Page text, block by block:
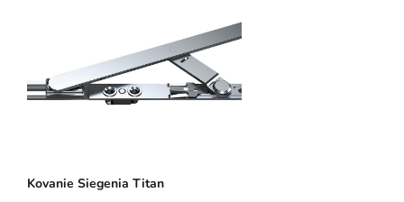
Kovanie Siegenia Titan